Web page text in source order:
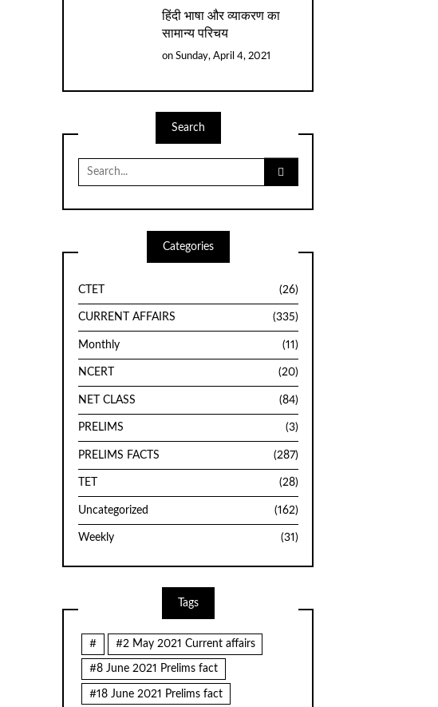
हिंदी भाषा और व्याकरण का
सामान्य परिचय
on Sunday, April 4, 2021
Search
Search
for:
Categories
CTET (26)
CURRENT AFFAIRS (335)
Monthly (11)
NCERT (20)
NET CLASS (84)
PRELIMS (3)
PRELIMS FACTS (287)
TET (28)
Uncategorized (162)
Weekly (31)
Tags
# #2 May 2021 Current affairs
#8 June 2021 Prelims fact
#18 June 2021 Prelims fact